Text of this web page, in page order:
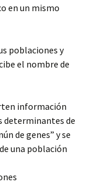
en un mismo
poblaciones y
el nombre de
información
determinantes de
de genes” y se
una población